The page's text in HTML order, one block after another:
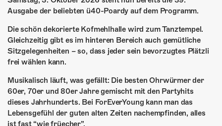
KONTAKT
ÜBER UNS
SHOP
Ausgabe der beliebten ü40-Poardy auf dem Programm.
Die schön dekorierte Kofmehlhalle wird zum Tanztempel.
Gleichzeitig gibt es im hinteren Bereich auch gemütliche
Sitzgelegenheiten – so, dass jeder sein bevorzugtes Plätzli
frei wählen kann.
Musikalisch läuft, was gefällt: Die besten Ohrwürmer der
60er, 70er und 80er Jahre gemischt mit den Partyhits
dieses Jahrhunderts. Bei ForEverYoung kann man das
Lebensgefühl der guten alten Zeiten nachempfinden, alles
ist fast “wie früecher”.